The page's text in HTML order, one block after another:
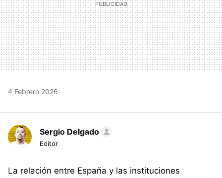
4 Febrero 2026
Sergio Delgado
Editor
La relación entre España y las instituciones